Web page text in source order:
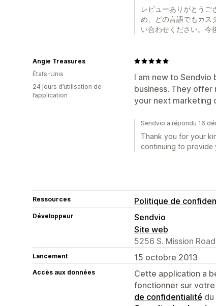
レビューありがとう
め、どの言語でもカス
い合わせください。今
I am new to Sendvio
business. They
your next marketing
Angie Treasures
États-Unis
24 jours d’utilisation de
l’application
Sendvio a répondu 16
Thank you for your
continuing to provide
Ressources Politique de
Développeur
Sendvio
Site web
5256 S. Mission
Lancement 15 octobre 2013
Accès aux données
Cette application a
fonctionner sur
de confidentialité